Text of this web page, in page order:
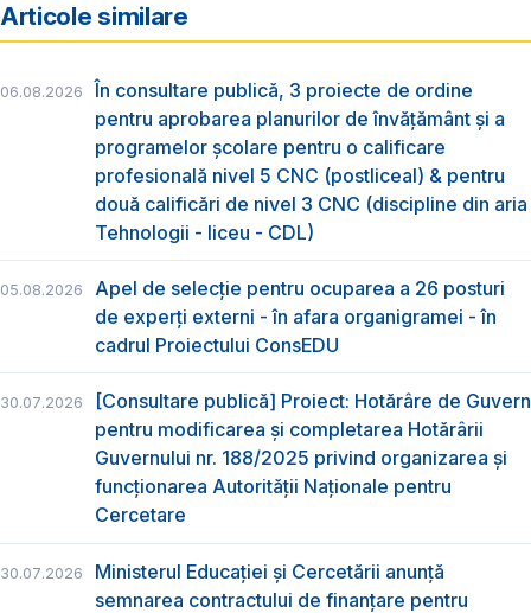
Articole similare
06.08.2026
În consultare publică, 3 proiecte de ordine
pentru aprobarea planurilor de învățământ și a
programelor școlare pentru o calificare
profesională nivel 5 CNC (postliceal) & pentru
două calificări de nivel 3 CNC (discipline din aria
Tehnologii - liceu - CDL)
05.08.2026
Apel de selecție pentru ocuparea a 26 posturi
de experți externi - în afara organigramei - în
cadrul Proiectului ConsEDU
30.07.2026
[Consultare publică] Proiect: Hotărâre de Guvern
pentru modificarea și completarea Hotărârii
Guvernului nr. 188/2025 privind organizarea şi
funcţionarea Autorităţii Naţionale pentru
Cercetare
30.07.2026
Ministerul Educației și Cercetării anunță
semnarea contractului de finanțare pentru